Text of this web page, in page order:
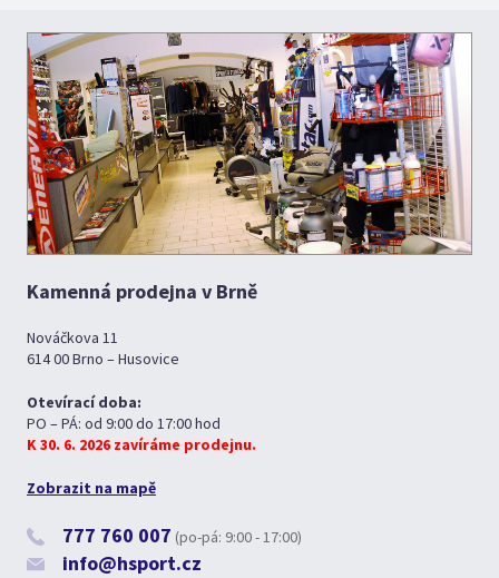
Kamenná prodejna v Brně
Nováčkova 11
614 00 Brno – Husovice
Otevírací doba:
PO – PÁ: od 9:00 do 17:00 hod
K 30. 6. 2026 zavíráme prodejnu.
Zobrazit na mapě
777 760 007 (po-pá: 9:00 - 17:00)
info@hsport.cz